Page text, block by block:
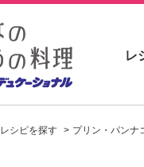
し
レ
レシピを探す プリン・パンナ